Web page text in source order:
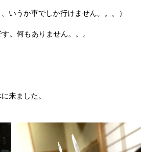
いうか車でしか行けません。。。）
。何もありません。。。
来ました。